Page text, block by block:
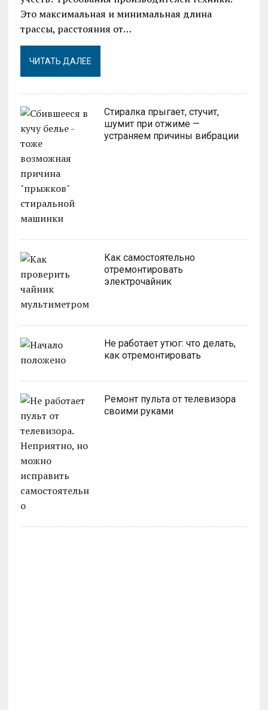
Это максимальная и минимальная длина
трассы, расстояния от…
ЧИТАТЬ ДАЛЕЕ
Стиралка прыгает, стучит,
шумит при отжиме —
устраняем причины вибрации
Как самостоятельно
отремонтировать
электрочайник
Не работает утюг: что делать,
как отремонтировать
Ремонт пульта от телевизора
своими руками